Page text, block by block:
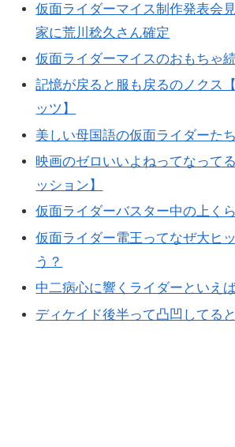
仮面ライダーマイス制作発表会
家に荒川稔久さん確定
仮面ライダーマイスのおもちゃ
記憶が戻ると服も戻るのノクス
ッツ】
美しい母国語の仮面ライダーたち
映画のゼロいいよねってなって
ッション】
仮面ライダーバスター中の上く
仮面ライダー電王ってなぜ大ヒ
う？
中二病心に響くライダーといえ
ディケイド後半って凸凹してる